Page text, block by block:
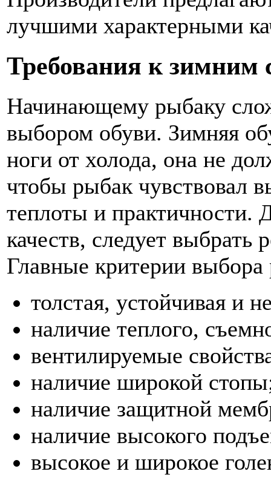
лучшими характерными
Требования к зимним
Начинающему рыбаку
выбором обуви. Зимняя
ноги от холода, она не
чтобы рыбак чувствовал
теплоты и практичности.
качеств, следует
Главные критерии
толстая, устойчивая и
наличие теплого,
вентилируемые
наличие широкой
наличие защитной
наличие высокого
высокое и широкое